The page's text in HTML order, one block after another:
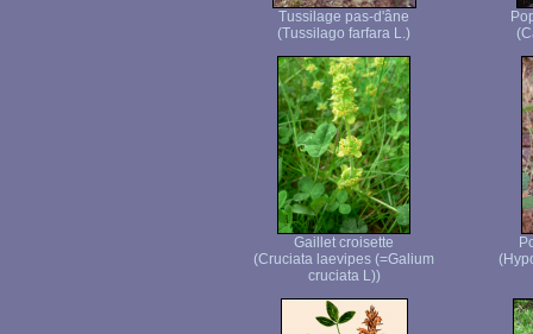
Tussilage pas-d'âne
(Tussilago farfara L.)
Gaillet croisette
(Cruciata laevipes (=Galium
cruciata L))